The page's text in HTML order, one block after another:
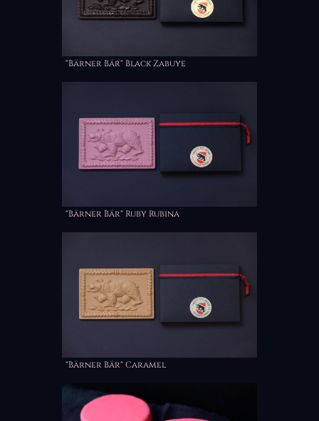
"Bärner Bär" Black Zabuye
"Bärner Bär" Ruby Rubina
"Bärner Bär" Caramel